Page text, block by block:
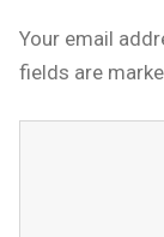
Your email
fields are